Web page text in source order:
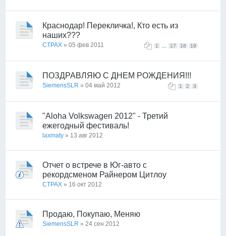
Краснодар! Перекличка!, Кто есть из
наших???
1 17 18 19
CTPAX » 05 фев 2011
ПОЗДРАВЛЯЮ С ДНЕМ РОЖДЕНИЯ!!!
1 2 3
SiemensSLR » 04 май 2012
"Aloha Volkswagen 2012" - Третий
ежегодный фестиваль!
laxmaty » 13 авг 2012
Отчет о встрече в Юг-авто с
рекордсменом Райнером Цитлоу
CTPAX » 16 окт 2012
Продаю, Покупаю, Меняю
SiemensSLR » 24 сен 2012